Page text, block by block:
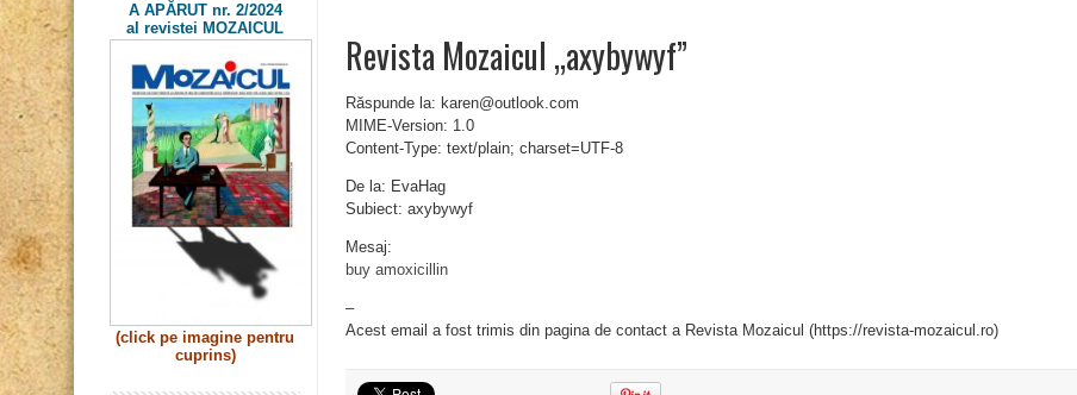
Revista Mozaicul „axybywyf”
Răspunde la: karen@outlook.com
MIME-Version: 1.0
Content-Type: text/plain; charset=UTF-8
De la: EvaHag
Subiect: axybywyf
Mesaj:
buy amoxicillin
–
Acest email a fost trimis din pagina de contact a Revista Mozaicul (https://revista-mozaicul.ro)
A APĂRUT nr. 2/2024
al revistei MOZAICUL
(click pe imagine pentru
cuprins)